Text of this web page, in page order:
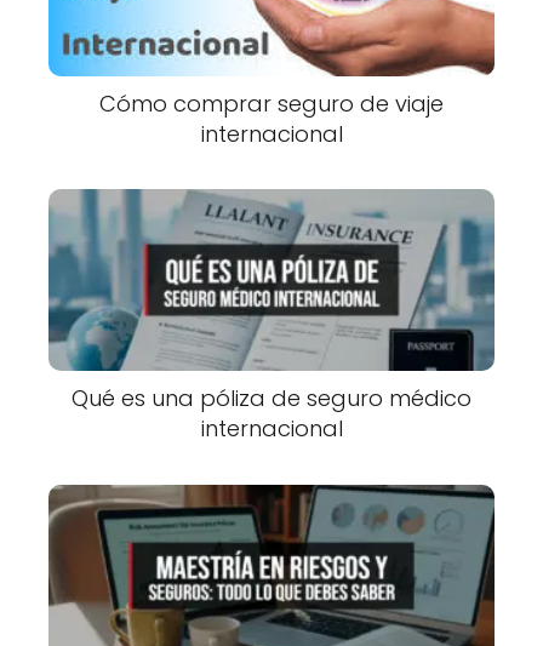
Cómo comprar seguro de viaje
internacional
Qué es una póliza de seguro médico
internacional